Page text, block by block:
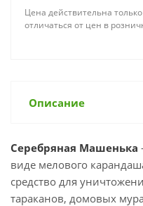
Цена действительна
отличаться от цен в
Описание
Серебряная Машенька
виде мелового
средство для
тараканов, домовых